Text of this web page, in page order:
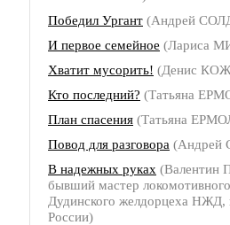
Победил Ургант (Андрей
И первое семейное (Лариса
Хватит мусорить! (Денис
Кто последний? (Татьяна
План спасения (Татьяна
Повод для разговора
В надежных руках
бывший мастер
Дудинского желдорцеха НЖД,
России)